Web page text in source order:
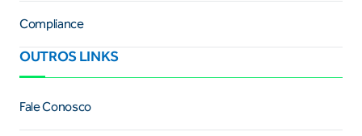
Compliance
OUTROS LINKS
Fale Conosco